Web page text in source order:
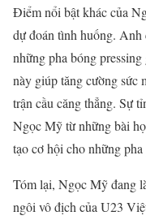
Điểm nổi bật khác của
dự đoán tình huống. Anh
những pha bóng
này giúp tăng cường sức
trận cầu căng thẳng. Sự
Ngọc Mỹ từ những bài
tạo cơ hội cho những
Tóm lại, Ngọc Mỹ đang
ngôi vô địch của U23